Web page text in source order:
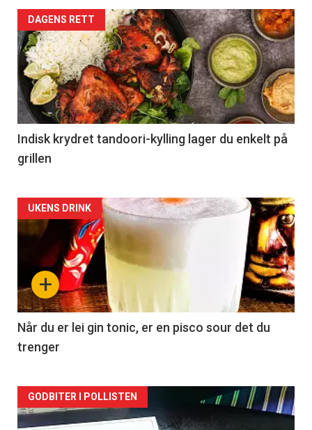
DAGENS RETT
Indisk krydret tandoori-kylling lager du enkelt på
grillen
Forsiden
akkurat
nå
-
2
+
UKENS DRINK
Når du er lei gin tonic, er en pisco sour det du
trenger
Forsiden
GODBITER I POLLISTEN